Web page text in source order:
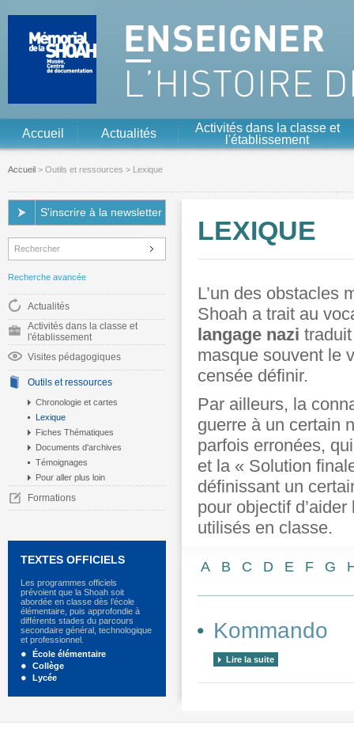
Accueil Actualités
Activités dans la classe et
l'établissement
Accueil > Outils et ressources > Lexique
S'inscrire à la newsletter
Recherche avancée
Actualités
Activités dans la classe et
l'établissement
Visites pédagogiques
Outils et ressources
Chronologie et cartes
Lexique
Fiches Thématiques
Documents d'archives
Témoignages
Pour aller plus loin
Formations
TEXTES OFFICIELS
Les programmes officiels
prévoient que la Shoah soit
abordée en classe dès l’école
élémentaire, puis approfondie à
différents stades du parcours
secondaire général, technologique
et professionnel.
École élémentaire
Collège
Lycée
LEXIQUE
L’un des obstacles
Shoah a trait au
langage nazi
masque souvent le
censée définir.
Par ailleurs, la
guerre à un certain
parfois erronées,
et la « Solution
définissant un
pour objectif
utilisés en classe.
A B C D E F G
Kommando
Lire la suite